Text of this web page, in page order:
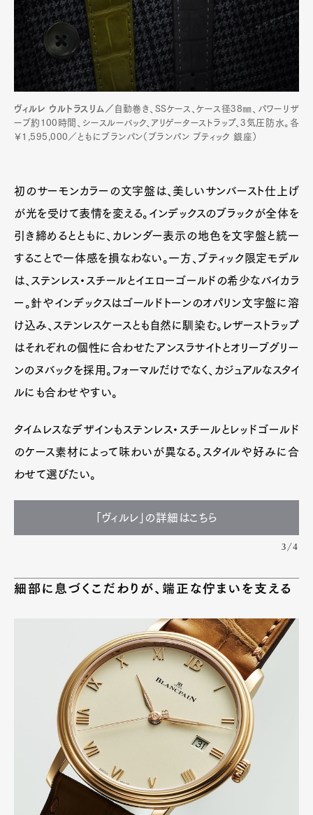
ヴィルレ ウルトラスリム／ 自動巻き、SSケース、ケース径38㎜、パワーリザ
ーブ約100時間、シースルーバック、アリゲーターストラップ、3気圧防水。各
￥1,595,000／ともにブランパン（ブランパン ブティック 銀座）
初のサーモンカラーの文字盤は、美しいサンバースト仕上げ
が光を受けて表情を変える。インデックスのブラックが全体を
引き締めるとともに、カレンダー表示の地色を文字盤と統一
することで一体感を損なわない。一方、ブティック限定モデル
は、ステンレス・スチールとイエローゴールドの希少なバイカラ
ー。針やインデックスはゴールドトーンのオパリン文字盤に溶
け込み、ステンレスケースとも自然に馴染む。レザーストラップ
はそれぞれの個性に合わせたアンスラサイトとオリーブグリー
ンのヌバックを採用。フォーマルだけでなく、カジュアルなスタイ
ルにも合わせやすい。
タイムレスなデザインもステンレス・スチールとレッドゴールド
のケース素材によって味わいが異なる。スタイルや好みに合
わせて選びたい。
「ヴィルレ」の詳細はこちら
3/4
細部に息づくこだわりが、端正な佇まいを支える